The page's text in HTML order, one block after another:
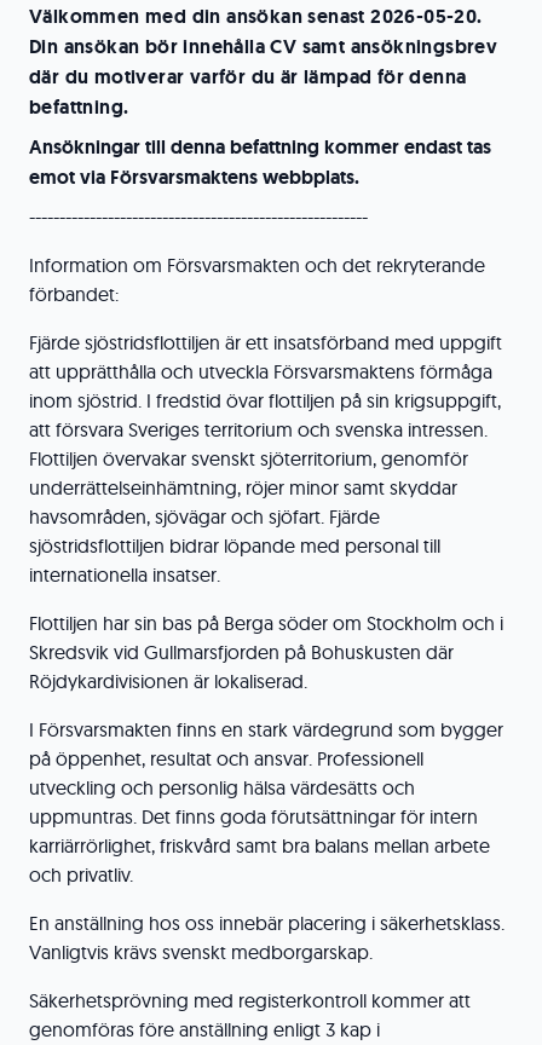
Välkommen med din ansökan senast 2026-05-20.
Din ansökan bör innehålla CV samt ansökningsbrev
där du motiverar varför du är lämpad för denna
befattning.
Ansökningar till denna befattning kommer endast tas
emot via Försvarsmaktens webbplats.
--------------------------------------------------------
Information om Försvarsmakten och det rekryterande
förbandet:
Fjärde sjöstridsflottiljen är ett insatsförband med uppgift
att upprätthålla och utveckla Försvarsmaktens förmåga
inom sjöstrid. I fredstid övar flottiljen på sin krigsuppgift,
att försvara Sveriges territorium och svenska intressen.
Flottiljen övervakar svenskt sjöterritorium, genomför
underrättelseinhämtning, röjer minor samt skyddar
havsområden, sjövägar och sjöfart. Fjärde
sjöstridsflottiljen bidrar löpande med personal till
internationella insatser.
Flottiljen har sin bas på Berga söder om Stockholm och i
Skredsvik vid Gullmarsfjorden på Bohuskusten där
Röjdykardivisionen är lokaliserad.
I Försvarsmakten finns en stark värdegrund som bygger
på öppenhet, resultat och ansvar. Professionell
utveckling och personlig hälsa värdesätts och
uppmuntras. Det finns goda förutsättningar för intern
karriärrörlighet, friskvård samt bra balans mellan arbete
och privatliv.
En anställning hos oss innebär placering i säkerhetsklass.
Vanligtvis krävs svenskt medborgarskap.
Säkerhetsprövning med registerkontroll kommer att
genomföras före anställning enligt 3 kap i